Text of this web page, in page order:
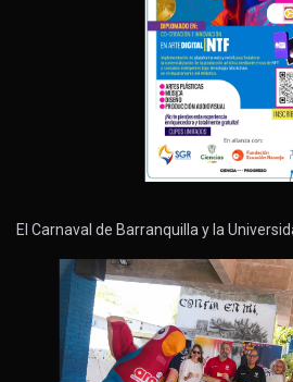
El Carnaval de Barranquilla y la